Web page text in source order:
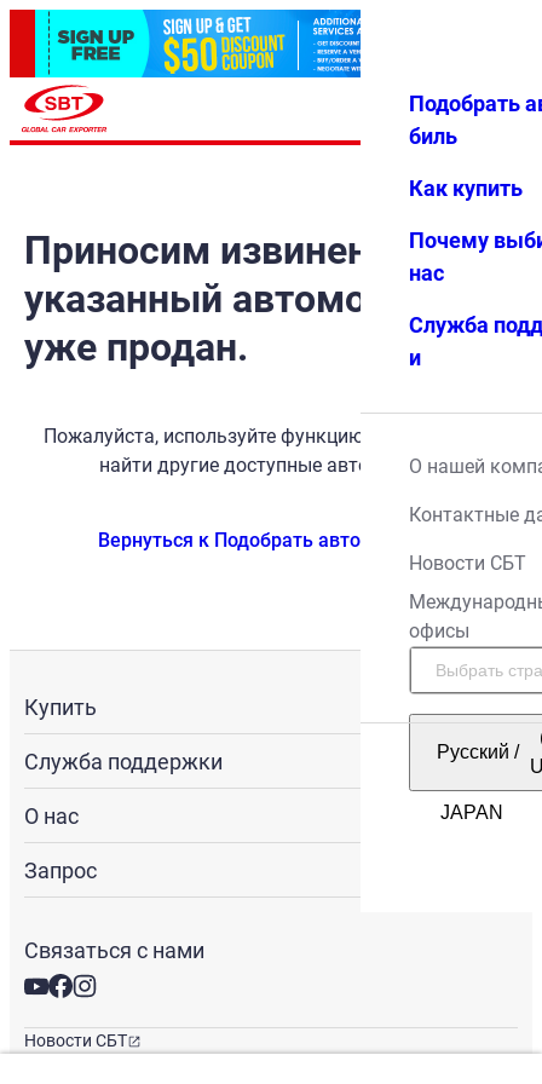
Избранн
Меню
Подобрать
биль
Как купить
Почему
нас
Служба
и
О нашей
Контактные
Новости СБТ
офисы
Русский /
Приносим извинения, но
указанный автомобиль
уже продан.
Пожалуйста, используйте функцию поиска, чтобы
найти другие доступные автомобили.
Вернуться к Подобрать автомобиль
Купить
Служба поддержки
О нас
Запрос
Связаться с нами
Новости СБТ